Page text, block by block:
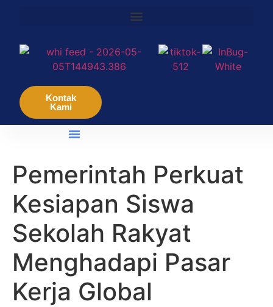
Kontak
Kami
Pemerintah Perkuat
Kesiapan Siswa
Sekolah Rakyat
Menghadapi Pasar
Kerja Global